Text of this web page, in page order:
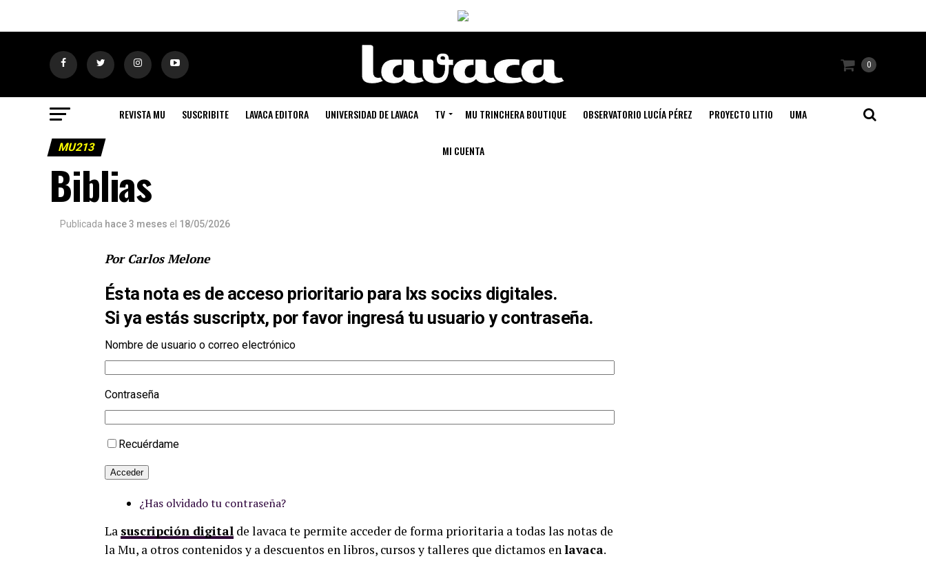
0
REVISTA MU SUSCRIBITE LAVACA EDITORA UNIVERSIDAD DE LAVACA TV MU TRINCHERA BOUTIQUE OBSERVATORIO LUCÍA PÉREZ PROYECTO LITIO UMA
MI CUENTA
MU213
Biblias
Publicada hace 3 meses el 18/05/2026
Por Carlos Melone
Ésta nota es de acceso prioritario para lxs socixs digitales.
Si ya estás suscriptx, por favor ingresá tu usuario y contraseña.
Nombre de usuario o correo electrónico
Contraseña
Recuérdame
Acceder
¿Has olvidado tu contraseña?
La suscripción digital de lavaca te permite acceder de forma prioritaria a todas las notas de
la Mu, a otros contenidos y a descuentos en libros, cursos y talleres que dictamos enlavaca.